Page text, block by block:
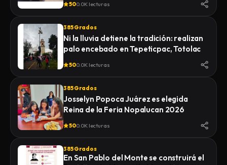
500.0K lecturas
385 Grados
Ni la lluvia detiene la tradición: realizan
palo encebado en Tepeticpac, Totolac
500.0K lecturas
385 Grados
Josselyn Popoca Juárez es elegida
Reina de la Feria Nopalucan 2026
500.0K lecturas
385 Grados
En San Pablo del Monte se construirá el